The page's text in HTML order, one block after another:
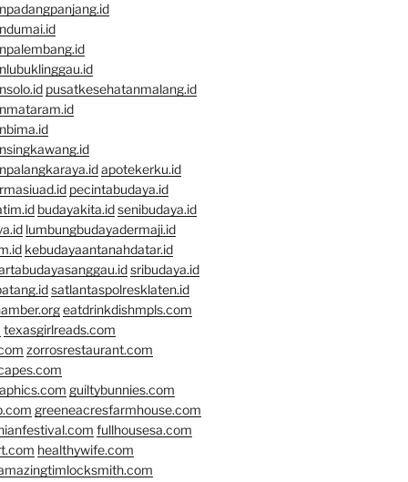
pusatkesehatanmalang.id
apotekerku.id
pecintabudaya.id
budayakita.id senibudaya.id
lumbungbudayadermaji.id
kebudayaantanahdatar.id
sribudaya.id
satlantaspolresklaten.id
eatdrinkdishmpls.com
texasgirlreads.com
zorrosrestaurant.com
guiltybunnies.com
greeneacresfarmhouse.com
fullhousesa.com
healthywife.com